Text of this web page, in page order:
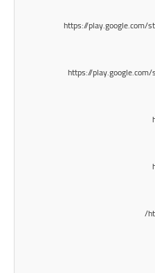
المرحلة الاعدادية
https://play.google.com/
https://